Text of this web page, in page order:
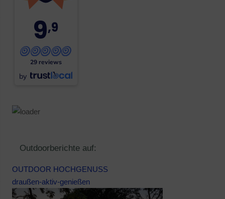
9,9
29 reviews
by
Outdoorberichte auf:
OUTDOOR HOCHGENUSS
draußen-aktiv-genießen